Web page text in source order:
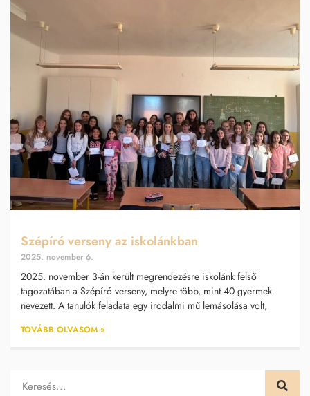
Szépíró verseny az iskolánkban
2025. november 6.
2025. november 3-án került megrendezésre iskolánk felső
tagozatában a Szépíró verseny, melyre több, mint 40 gyermek
nevezett. A tanulók feladata egy irodalmi mű lemásolása volt,
TOVÁBB OLVASOM »